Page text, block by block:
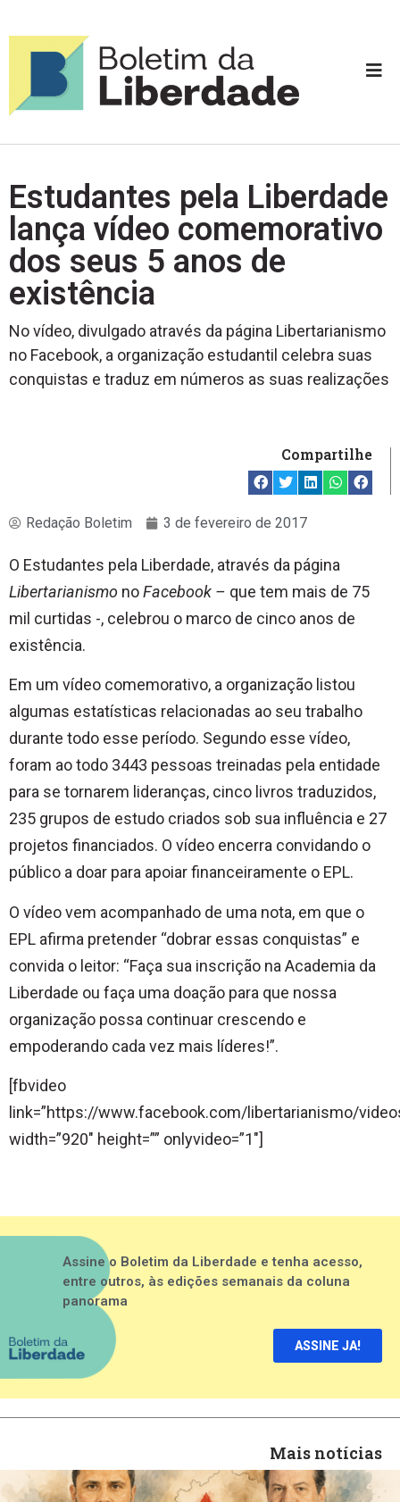
Estudantes pela Liberdade
lança vídeo comemorativo
dos seus 5 anos de
existência
No vídeo, divulgado através da página Libertarianismo
no Facebook, a organização estudantil celebra suas
conquistas e traduz em números as suas realizações
Compartilhe
Redação Boletim 3 de fevereiro de 2017
O Estudantes pela Liberdade, através da página
Libertarianismo noFacebook – que tem mais de 75
mil curtidas -, celebrou o marco de cinco anos de
existência.
Em um vídeo comemorativo, a organização listou
algumas estatísticas relacionadas ao seu trabalho
durante todo esse período. Segundo esse vídeo,
foram ao todo 3443 pessoas treinadas pela entidade
para se tornarem lideranças, cinco livros traduzidos,
235 grupos de estudo criados sob sua influência e 27
projetos financiados. O vídeo encerra convidando o
público a doar para apoiar financeiramente o EPL.
O vídeo vem acompanhado de uma nota, em que o
EPL afirma pretender “dobrar essas conquistas” e
convida o leitor: “Faça sua inscrição na Academia da
Liberdade ou faça uma doação para que nossa
organização possa continuar crescendo e
empoderando cada vez mais líderes!”.
[fbvideo
link=”https://www.facebook.com/libertarianismo/
width=”920″ height=”” onlyvideo=”1″]
Assine o Boletim da Liberdade e tenha acesso,
entre outros, às edições semanais da coluna
panorama
ASSINE JA!
Mais notícias